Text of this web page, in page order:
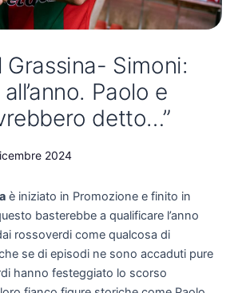
Grassina- Simoni:
Paolo e
detto…”
è iniziato in Promozione e finito in
basterebbe a qualificare l’anno
rossoverdi come qualcosa di
se di episodi ne sono accaduti pure
hanno festeggiato lo scorso
fianco figure storiche come Paolo